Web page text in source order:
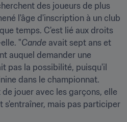
des joueurs de plus
l'âge d'inscription à un club
temps. C'est lié aux droits
"Cande avait sept ans et
auquel demander une
pas la possibilité, puisqu'il
dans le championnat.
jouer avec les garçons, elle
s'entraîner, mais pas participer